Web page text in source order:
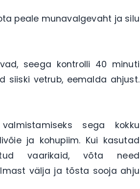
peale munavalgevaht ja silu
seega kontrolli 40 minuti
siiski vetrub, eemalda ahjust.
sega kokku
ja kohupiim. Kui kasutad
vaarikaid, võta need
välja ja tõsta sooja ahju